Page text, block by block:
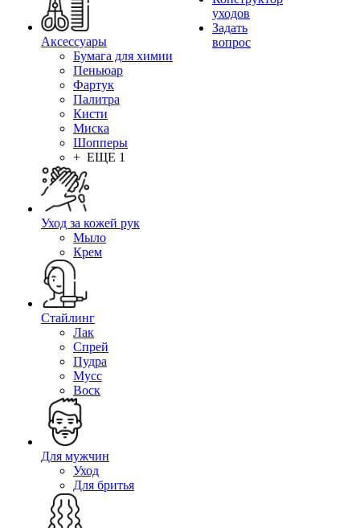
Аксессуары
Бумага для химии
Пеньюар
Фартук
Палитра
Кисти
Миска
Шопперы
+ ЕЩЕ 1
Уход за кожей рук
Мыло
Крем
Стайлинг
Лак
Спрей
Пудра
Мусс
Воск
Для мужчин
Уход
Для бритья
уходов
Задать
вопрос